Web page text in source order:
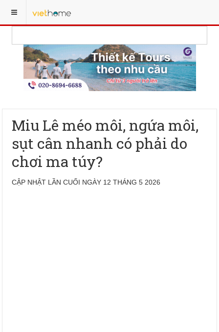
Miu Lê méo môi, ngứa môi,
sụt cân nhanh có phải do
chơi ma túy?
CẬP NHẬT LẦN CUỐI NGÀY 12 THÁNG 5 2026